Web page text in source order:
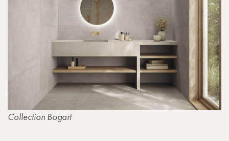
Collection Bogart